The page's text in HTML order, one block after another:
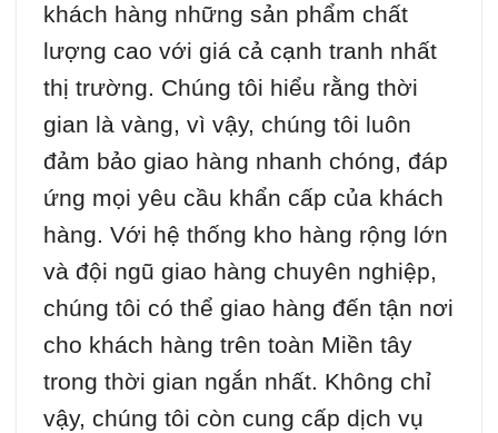
khách hàng những sản phẩm chất
lượng cao với giá cả cạnh tranh nhất
thị trường. Chúng tôi hiểu rằng thời
gian là vàng, vì vậy, chúng tôi luôn
đảm bảo giao hàng nhanh chóng, đáp
ứng mọi yêu cầu khẩn cấp của khách
hàng. Với hệ thống kho hàng rộng lớn
và đội ngũ giao hàng chuyên nghiệp,
chúng tôi có thể giao hàng đến tận nơi
cho khách hàng trên toàn Miền tây
trong thời gian ngắn nhất. Không chỉ
vậy, chúng tôi còn cung cấp dịch vụ